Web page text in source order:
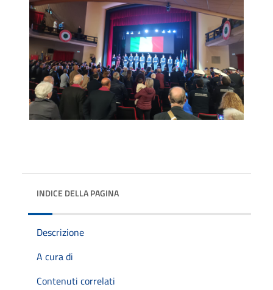
INDICE DELLA PAGINA
Descrizione
A cura di
Contenuti correlati